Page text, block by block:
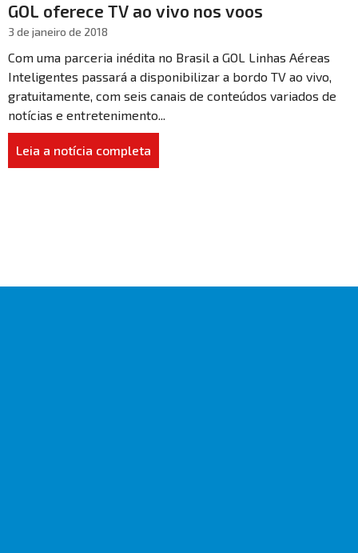
GOL oferece TV ao vivo nos voos
3 de janeiro de 2018
Com uma parceria inédita no Brasil a GOL Linhas Aéreas
Inteligentes passará a disponibilizar a bordo TV ao vivo,
gratuitamente, com seis canais de conteúdos variados de
notícias e entretenimento...
Leia a notícia completa